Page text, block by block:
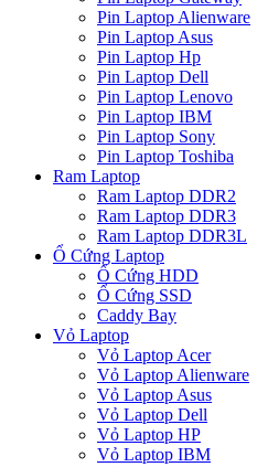
Pin Laptop Alienware
Pin Laptop Asus
Pin Laptop Hp
Pin Laptop Dell
Pin Laptop Lenovo
Pin Laptop IBM
Pin Laptop Sony
Pin Laptop Toshiba
Ram Laptop
Ram Laptop DDR2
Ram Laptop DDR3
Ram Laptop DDR3L
Ổ Cứng Laptop
Ổ Cứng HDD
Ổ Cứng SSD
Caddy Bay
Vỏ Laptop
Vỏ Laptop Acer
Vỏ Laptop Alienware
Vỏ Laptop Asus
Vỏ Laptop Dell
Vỏ Laptop HP
Vỏ Laptop IBM